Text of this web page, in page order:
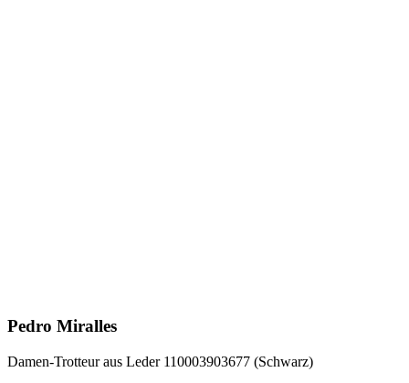
Pedro Miralles
Damen-Trotteur aus Leder 110003903677 (Schwarz)